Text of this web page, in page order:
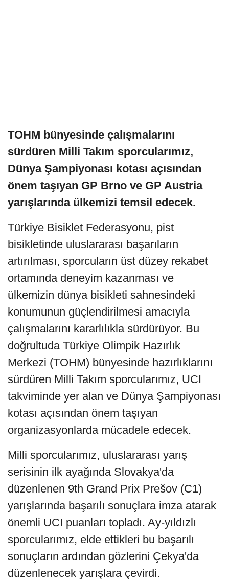
TOHM bünyesinde çalışmalarını
sürdüren Milli Takım sporcularımız,
Dünya Şampiyonası kotası açısından
önem taşıyan GP Brno ve GP Austria
yarışlarında ülkemizi temsil edecek.
Türkiye Bisiklet Federasyonu, pist
bisikletinde uluslararası başarıların
artırılması, sporcuların üst düzey rekabet
ortamında deneyim kazanması ve
ülkemizin dünya bisikleti sahnesindeki
konumunun güçlendirilmesi amacıyla
çalışmalarını kararlılıkla sürdürüyor. Bu
doğrultuda Türkiye Olimpik Hazırlık
Merkezi (TOHM) bünyesinde hazırlıklarını
sürdüren Milli Takım sporcularımız, UCI
takviminde yer alan ve Dünya Şampiyonası
kotası açısından önem taşıyan
organizasyonlarda mücadele edecek.
Milli sporcularımız, uluslararası yarış
serisinin ilk ayağında Slovakya'da
düzenlenen 9th Grand Prix Prešov (C1)
yarışlarında başarılı sonuçlara imza atarak
önemli UCI puanları topladı. Ay-yıldızlı
sporcularımız, elde ettikleri bu başarılı
sonuçların ardından gözlerini Çekya'da
düzenlenecek yarışlara çevirdi.